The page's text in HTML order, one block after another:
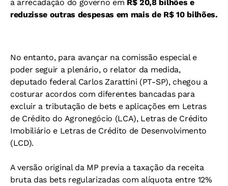
a arrecadação do governo em R$ 20,8 bilhões e
reduzisse outras despesas em mais de R$ 10 bilhões.
No entanto, para avançar na comissão especial e
poder seguir a plenário, o relator da medida,
deputado federal Carlos Zarattini (PT-SP), chegou a
costurar acordos com diferentes bancadas para
excluir a tributação de bets e aplicações em Letras
de Crédito do Agronegócio (LCA), Letras de Crédito
Imobiliário e Letras de Crédito de Desenvolvimento
(LCD).
A versão original da MP previa a taxação da receita
bruta das bets regularizadas com alíquota entre 12%